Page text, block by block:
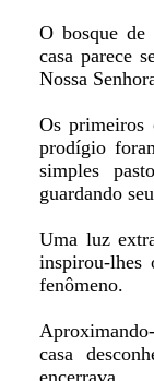
O bosque
casa parece
Nossa
Os primeiros
prodígio
simples
guardando
Uma luz
inspirou-lhes
fenômeno.
casa